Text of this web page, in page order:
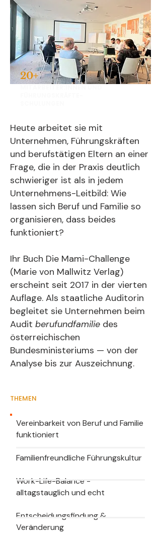
20+
Heute arbeitet sie mit
Unternehmen, Führungskräften
und berufstätigen Eltern an einer
Frage, die in der Praxis deutlich
schwieriger ist als in jedem
Unternehmens-Leitbild: Wie
lassen sich Beruf und Familie so
organisieren, dass beides
funktioniert?
Ihr Buch Die Mami-Challenge
(Marie von Mallwitz Verlag)
erscheint seit 2017 in der vierten
Auflage. Als staatliche Auditorin
begleitet sie Unternehmen beim
Audit berufundfamilie des
österreichischen
Bundesministeriums — von der
Analyse bis zur Auszeichnung.
THEMEN
Vereinbarkeit von Beruf und Familie
funktioniert
Familienfreundliche Führungskultur
Work-Life-Balance -
alltagstauglich und echt
Entscheidungsfindung &
Veränderung